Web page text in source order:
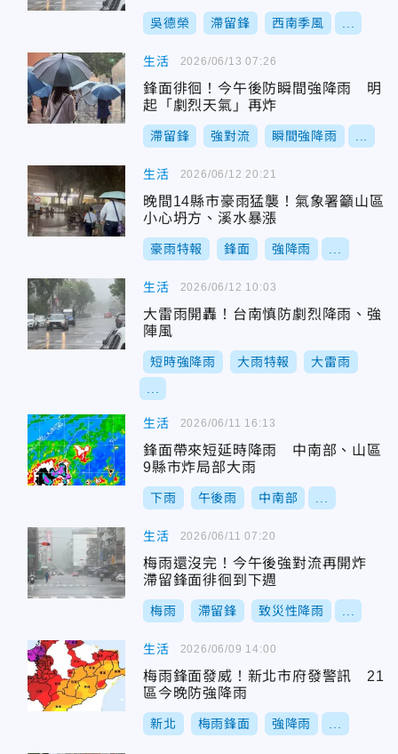
吳德榮 滯留鋒 西南季風
生活
鋒面徘徊！今午後防瞬間強降雨 明
起「劇烈天氣」再炸
滯留鋒 強對流 瞬間強降雨
2026/06/13 07:26
生活
晚間14縣市豪雨猛襲！氣象署籲山區
小心坍方、溪水暴漲
豪雨特報 鋒面 強降雨
2026/06/12 20:21
生活
大雷雨開轟！台南慎防劇烈降雨、強
陣風
短時強降雨 大雨特報 大雷雨
2026/06/12 10:03
生活
鋒面帶來短延時降雨 中南部、山區
9縣市炸局部大雨
下雨 午後雨 中南部
2026/06/11 16:13
生活
梅雨還沒完！今午後強對流再開炸
滯留鋒面徘徊到下週
梅雨 滯留鋒 致災性降雨
2026/06/11 07:20
生活
梅雨鋒面發威！新北市府發警訊 21
區今晚防強降雨
新北 梅雨鋒面 強降雨
2026/06/09 14:00